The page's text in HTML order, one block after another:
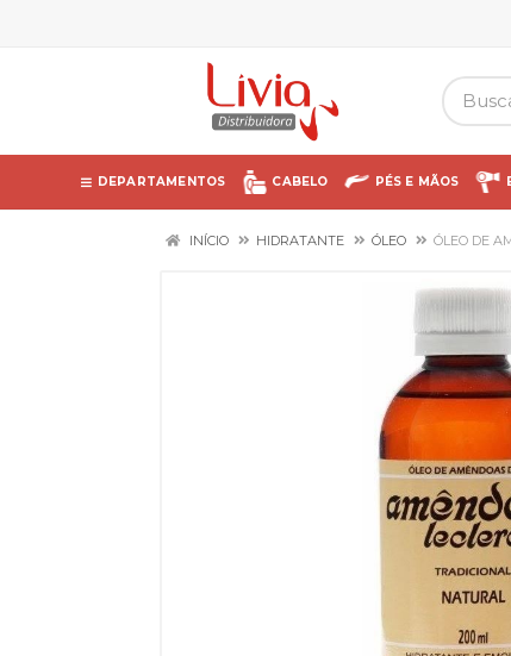
DEPARTAMENTOS CABELO PÉS E MÃOS
INÍCIO HIDRATANTE ÓLEO ÓLEO DE